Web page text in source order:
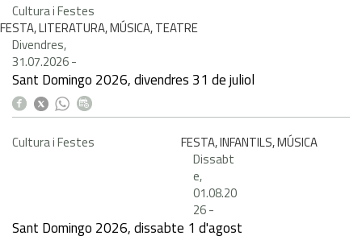
Cultura i Festes
FESTA, LITERATURA, MÚSICA, TEATRE
Divendres,
31.07.2026-
Sant Domingo 2026, divendres 31 de juliol
Cultura i Festes
FESTA, INFANTILS, MÚSICA
Dissabt
e,
01.08.20
26-
Sant Domingo 2026, dissabte 1 d'agost